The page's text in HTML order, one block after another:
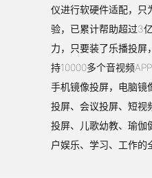
仪进行软硬件适配，只
验，已累计帮助超过3
力，只要装了乐播投屏
持10000多个音视频
手机镜像投屏，电脑镜
投屏、会议投屏、短视
投屏、儿歌幼教、瑜伽
户娱乐、学习、工作的